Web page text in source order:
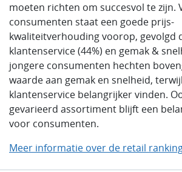
moeten richten om succesvol te zijn.
consumenten staat een goede prijs-
kwaliteitverhouding voorop, gevolgd
klantenservice (44%) en gemak &
jongere consumenten hechten
waarde aan gemak en snelheid,
klantenservice belangrijker vinden.
gevarieerd assortiment blijft een
voor consumenten.
Meer informatie over de retail